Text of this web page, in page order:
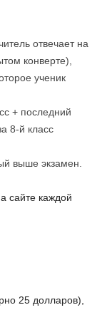
отвечает на
конверте),
ученик
+ последний
8-й класс
выше экзамен.
сайте каждой
25 долларов),